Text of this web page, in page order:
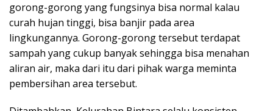
gorong-gorong yang fungsinya bisa normal kalau
curah hujan tinggi, bisa banjir pada area
lingkungannya. Gorong-gorong tersebut terdapat
sampah yang cukup banyak sehingga bisa menahan
aliran air, maka dari itu dari pihak warga meminta
pembersihan area tersebut.